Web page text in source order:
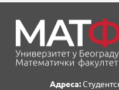
Адреса: